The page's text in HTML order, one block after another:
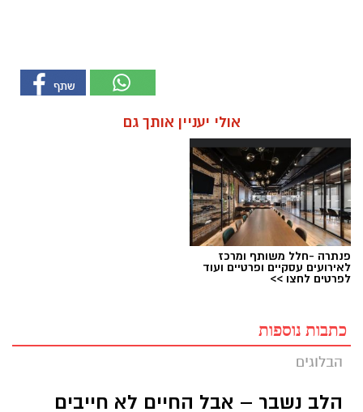
אולי יעניין אותך גם
פנתרה -חלל משותף ומרכז
לאירועים עסקיים ופרטיים ועוד
לפרטים לחצו >>
כתבות נוספות
הבלוגים
הלב נשבר – אבל החיים לא חייבים